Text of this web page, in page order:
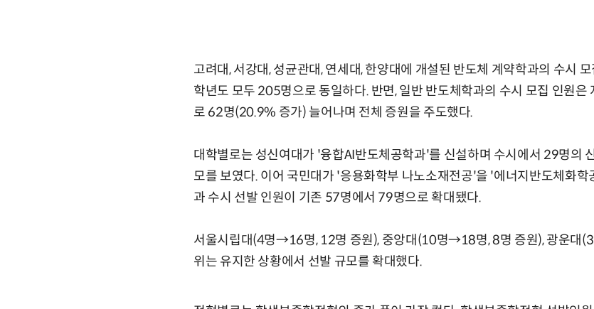
고려대, 서강대, 성균관대, 연세대, 한양대에 개설된 반도체 계약학과의 수시
학년도 모두 205명으로 동일하다. 반면, 일반 반도체학과의 수시 모집 인원
로 62명(20.9% 증가) 늘어나며 전체 증원을 주도했다.
대학별로는 성신여대가 '융합AI반도체공학과'를 신설하며 수시에서 29명의
모를 보였다. 이어 국민대가 '응용화학부 나노소재전공'을 '에너지반도체화
과 수시 선발 인원이 기존 57명에서 79명으로 확대됐다.
서울시립대(4명→16명, 12명 증원), 중앙대(10명→18명, 8명 증원), 광운대
위는 유지한 상황에서 선발 규모를 확대했다.